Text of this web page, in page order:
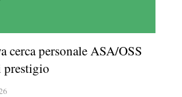
cerca personale ASA/OSS
prestigio